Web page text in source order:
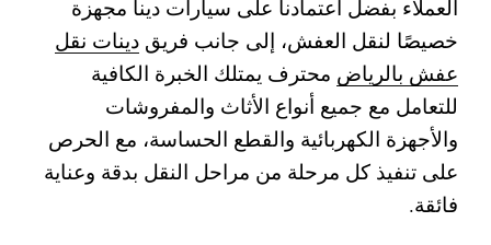
العملاء بفضل اعتمادنا على سيارات دينا مجهزة
خصيصًا لنقل العفش، إلى جانب فريق دينات نقل
عفش بالرياض محترف يمتلك الخبرة الكافية
للتعامل مع جميع أنواع الأثاث والمفروشات
والأجهزة الكهربائية والقطع الحساسة، مع الحرص
على تنفيذ كل مرحلة من مراحل النقل بدقة وعناية
فائقة.